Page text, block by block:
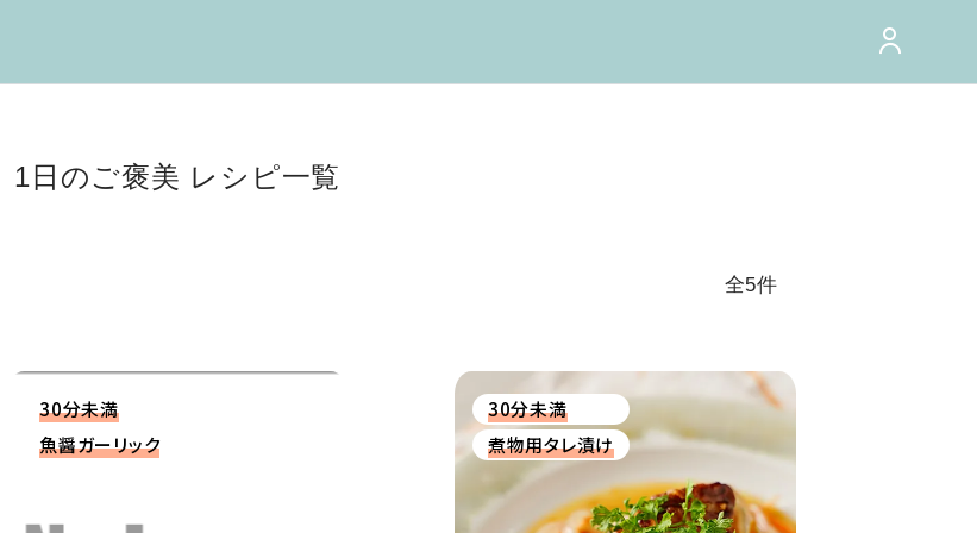
1日のご褒美 レシピ一覧
全5件
30分未満
魚醤ガーリック
30分未満
煮物用タレ漬け